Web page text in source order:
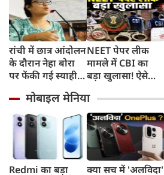
रांची में छात्र आंदोलन
के दौरान नेहा बोरा
पर फेंकी गई स्याही,
पेलेट से नहीं डरे, इससे
भी नहीं डरेंगे
NEET पेपर लीक
मामले में CBI का
बड़ा खुलासा! ऐसे
हैरान करने वाला
तरीका आया सामने
मोबाइल मेनिया
Redmi का बड़ा क्या सच में 'अलविदा'